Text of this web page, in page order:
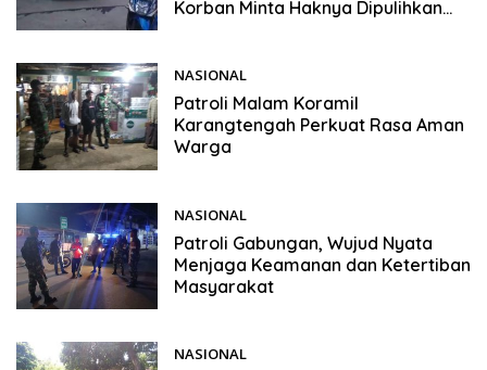
Korban Minta Haknya Dipulihkan
NASIONAL
Patroli Malam Koramil
Karangtengah Perkuat Rasa Aman
Warga
NASIONAL
Patroli Gabungan, Wujud Nyata
Menjaga Keamanan dan Ketertiban
Masyarakat
NASIONAL